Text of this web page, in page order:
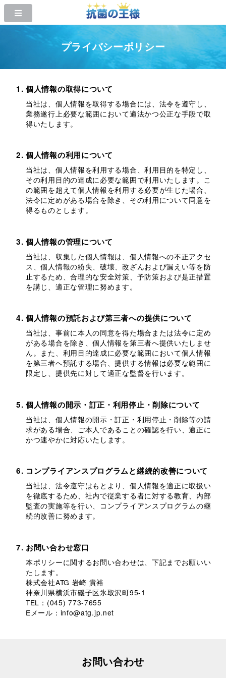
プライバシーポリシー
個人情報の取得について
当社は、個人情報を取得する場合には、法令を遵守し、
業務遂行上必要な範囲において適法かつ公正な手段で取
得いたします。
個人情報の利用について
当社は、個人情報を利用する場合、利用目的を特定し、
その利用目的の達成に必要な範囲で利用いたします。こ
の範囲を超えて個人情報を利用する必要が生じた場合、
法令に定めがある場合を除き、その利用について同意を
得るものとします。
個人情報の管理について
当社は、収集した個人情報は、個人情報への不正アクセ
ス、個人情報の紛失、破壊、改ざんおよび漏えい等を防
止するため、合理的な安全対策、予防策および是正措置
を講じ、適正な管理に努めます。
個人情報の預託および第三者への提供について
当社は、事前に本人の同意を得た場合または法令に定め
がある場合を除き、個人情報を第三者へ提供いたしませ
ん。また、利用目的達成に必要な範囲において個人情報
を第三者へ預託する場合、提供する情報は必要な範囲に
限定し、提供先に対して適正な監督を行います。
個人情報の開示・訂正・利用停止・削除について
当社は、個人情報の開示・訂正・利用停止・削除等の請
求がある場合、ご本人であることの確認を行い、適正に
かつ速やかに対応いたします。
コンプライアンスプログラムと継続的改善について
当社は、法令遵守はもとより、個人情報を適正に取扱い
を徹底するため、社内で従業する者に対する教育、内部
監査の実施等を行い、コンプライアンスプログラムの継
続的改善に努めます。
お問い合わせ窓口
本ポリシーに関するお問い合わせは、下記までお願いい
たします。
株式会社ATG 岩崎 貴裕
神奈川県横浜市磯子区氷取沢町95-1
TEL： (045) 773-7655
Eメール： info@atg.jp.net
お問い合わせ